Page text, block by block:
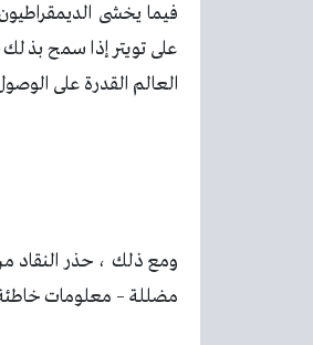
فيما يخشى
على تويتر إذا سمح
العالم القدرة على
ومع ذلك ، حذر النقاد
مضللة – معلومات خاطئة